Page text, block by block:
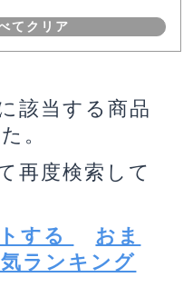
てクリア
該当する商品
。
再度検索して
する
おま
ランキング